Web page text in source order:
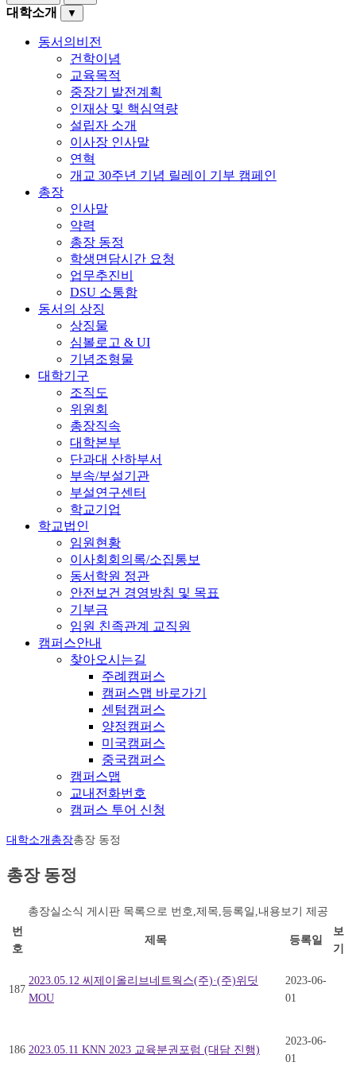
대학소개 ▼
동서의비전
건학이념
교육목적
중장기 발전계획
인재상 및 핵심역량
설립자 소개
이사장 인사말
연혁
개교 30주년 기념 릴레이 기부 캠페인
총장
인사말
약력
총장 동정
학생면담시간 요청
업무추진비
DSU 소통함
동서의 상징
상징물
심볼로고 & UI
기념조형물
대학기구
조직도
위원회
총장직속
대학본부
단과대 산하부서
부속/부설기관
부설연구센터
학교기업
학교법인
임원현황
이사회회의록/소집통보
동서학원 정관
안전보건 경영방침 및 목표
기부금
임원 친족관계 교직원
캠퍼스안내
찾아오시는길
주례캠퍼스
캠퍼스맵 바로가기
센텀캠퍼스
양정캠퍼스
미국캠퍼스
중국캠퍼스
캠퍼스맵
교내전화번호
캠퍼스 투어 신청
대학소개 총장총장 동정
총장 동정
총장실소식 게시판 목록으로 번호,제목,등록일,내용보기 제공
번
호
제목 등록일
보
기
187
2023.05.12 씨제이올리브네트웍스(주)·(주)위딧
MOU
2023-06-
01
186 2023.05.11 KNN 2023 교육분권포럼 (대담 진행)
2023-06-
01